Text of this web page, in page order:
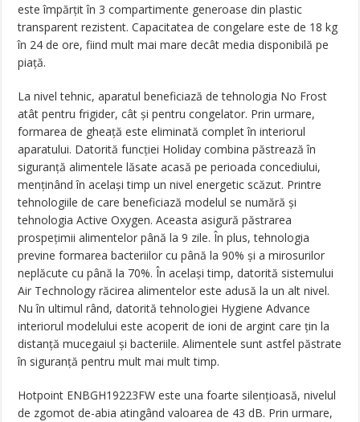
este împărțit în 3 compartimente generoase din plastic
transparent rezistent. Capacitatea de congelare este de 18 kg
în 24 de ore, fiind mult mai mare decât media disponibilă pe
piață.
La nivel tehnic, aparatul beneficiază de tehnologia No Frost
atât pentru frigider, cât și pentru congelator. Prin urmare,
formarea de gheață este eliminată complet în interiorul
aparatului. Datorită funcției Holiday combina păstrează în
siguranță alimentele lăsate acasă pe perioada concediului,
menținând în același timp un nivel energetic scăzut. Printre
tehnologiile de care beneficiază modelul se numără și
tehnologia Active Oxygen. Aceasta asigură păstrarea
prospeţimii alimentelor până la 9 zile. În plus, tehnologia
previne formarea bacteriilor cu până la 90% şi a mirosurilor
neplăcute cu până la 70%. În același timp, datorită sistemului
Air Technology răcirea alimentelor este adusă la un alt nivel.
Nu în ultimul rând, datorită tehnologiei Hygiene Advance
interiorul modelului este acoperit de ioni de argint care țin la
distanță mucegaiul și bacteriile. Alimentele sunt astfel păstrate
în siguranță pentru mult mai mult timp.
Hotpoint ENBGH19223FW este una foarte silențioasă, nivelul
de zgomot de-abia atingând valoarea de 43 dB. Prin urmare,